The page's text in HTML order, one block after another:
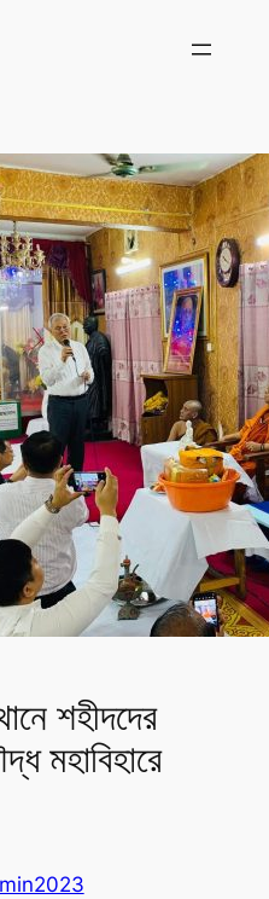
শহীদদের
মহাবিহারে